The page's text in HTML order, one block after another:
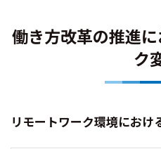
働き方改革の推進
ク
リモートワーク環境にお